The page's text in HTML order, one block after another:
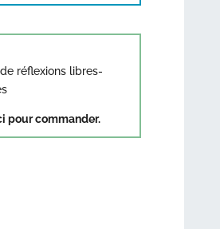
réflexions libres-
pour commander.